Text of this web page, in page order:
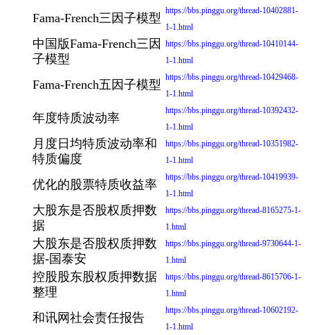
Fama-French三因子模型
https://bbs.pinggu.org/thread-10402881-
1-1.html
中国版Fama-French三因
子模型
https://bbs.pinggu.org/thread-10410144-
1-1.html
Fama-French五因子模型
https://bbs.pinggu.org/thread-10429468-
1-1.html
年度特质波动率
https://bbs.pinggu.org/thread-10392432-
1-1.html
月度日均特质波动率和
特质偏度
https://bbs.pinggu.org/thread-10351982-
1-1.html
优化的股票特质收益率
https://bbs.pinggu.org/thread-10419939-
1-1.html
大股东是否股权质押数
据
https://bbs.pinggu.org/thread-8165275-1-
1.html
大股东是否股权质押数
据-国泰安
https://bbs.pinggu.org/thread-9730644-1-
1.html
控股股东股权质押数据
整理
https://bbs.pinggu.org/thread-8615706-1-
1.html
和讯网社会责任报告
https://bbs.pinggu.org/thread-10602192-
1-1.html